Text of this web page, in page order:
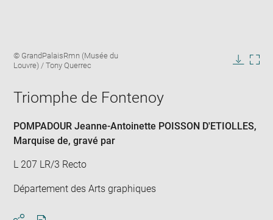
window
Image
caption:
© GrandPalaisRmn (Musée du
Louvre) / Tony Querrec
Triomphe de Fontenoy
POMPADOUR Jeanne-Antoinette POISSON D'ETIOLLES,
Marquise de, gravé par
L 207 LR/3 Recto
Département des Arts graphiques